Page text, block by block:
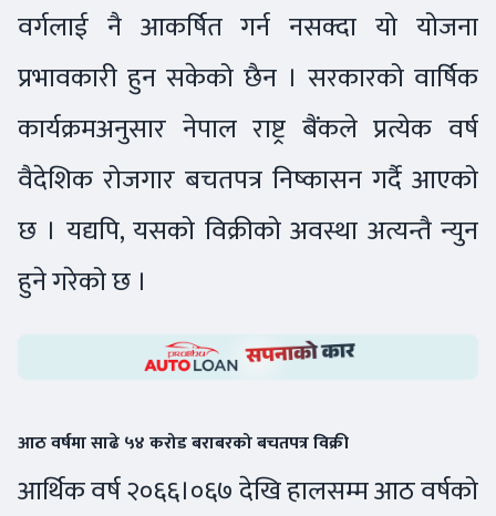
वर्गलाई नै आकर्षित गर्न नसक्दा यो योजना
प्रभावकारी हुन सकेको छैन । सरकारको वार्षिक
कार्यक्रमअनुसार नेपाल राष्ट्र बैंकले प्रत्येक वर्ष
वैदेशिक रोजगार बचतपत्र निष्कासन गर्दै आएको
छ । यद्यपि, यसको विक्रीको अवस्था अत्यन्तै न्युन
हुने गरेको छ ।
आठ वर्षमा साढे ५४ करोड बराबरको बचतपत्र विक्री
आर्थिक वर्ष २०६६।०६७ देखि हालसम्म आठ वर्षको